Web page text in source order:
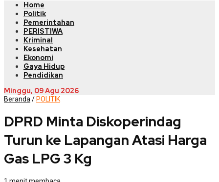
Home
Politik
Pemerintahan
PERISTIWA
Kriminal
Kesehatan
Ekonomi
Gaya Hidup
Pendidikan
Minggu, 09 Agu 2026
Beranda / POLITIK
DPRD Minta Diskoperindag
Turun ke Lapangan Atasi Harga
Gas LPG 3 Kg